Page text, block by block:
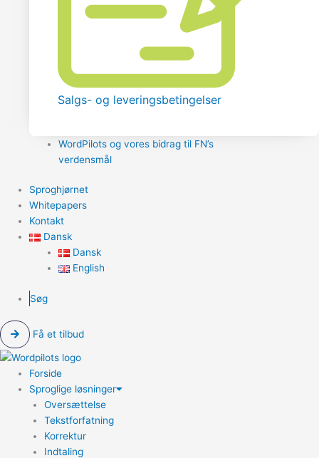
Salgs- og leveringsbetingelser
WordPilots og vores bidrag til FN’s
verdensmål
Sproghjørnet
Whitepapers
Kontakt
Dansk
Dansk
English
Søg
Få et tilbud
Forside
Sproglige løsninger
Oversættelse
Tekstforfatning
Korrektur
Indtaling